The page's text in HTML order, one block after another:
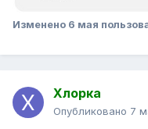
Изменено 6 мая
Хлорка
Опубликовано 7